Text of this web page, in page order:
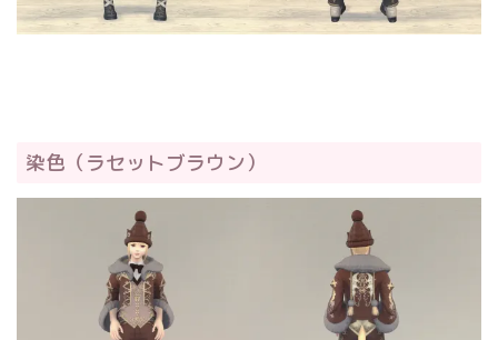
染色（ラセットブラウン）